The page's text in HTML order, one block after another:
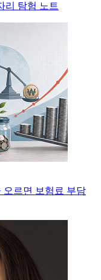
리 탐험 노트
오르면 보험료 부담